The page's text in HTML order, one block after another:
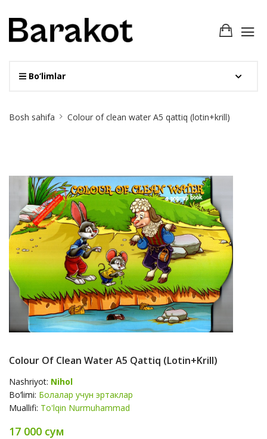
Bo‘limlar
Breadcrumb
Bosh sahifa Colour of clean water А5 qattiq (lotin+krill)
Colour Of Clean Water А5 Qattiq (lotin+krill)
Nashriyot: Nihol
Bo‘limi: Болалар учун эртаклар
Muallifi: To'lqin Nurmuhammad
17 000 сум